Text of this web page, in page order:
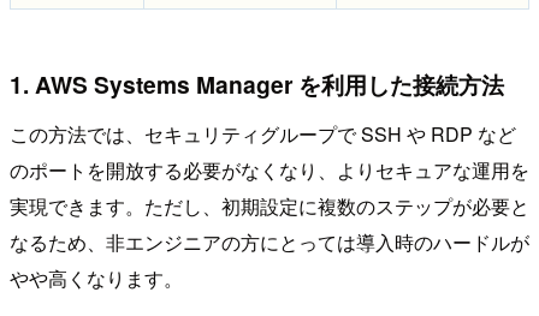
1. AWS Systems Manager を利用した接続方法
この方法では、セキュリティグループで SSH や RDP など
のポートを開放する必要がなくなり、よりセキュアな運用を
実現できます。ただし、初期設定に複数のステップが必要と
なるため、非エンジニアの方にとっては導入時のハードルが
やや高くなります。